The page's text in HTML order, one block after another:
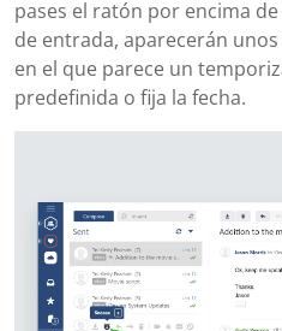
pases el ratón por encima
de entrada, aparecerán
en el que parece un
predefinida o fija la fecha.